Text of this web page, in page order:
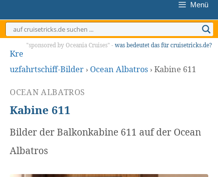
Menü
"sponsored by Oceania Cruises" - was bedeutet das für cruisetricks.de?
Kre
uzfahrtschiff-Bilder › Ocean Albatros ›Kabine 611
OCEAN ALBATROS
Kabine 611
Bilder der Balkonkabine 611 auf der Ocean
Albatros